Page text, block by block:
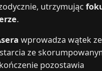
utrzymując
.
wprowadza wątek
ze
pozostawia